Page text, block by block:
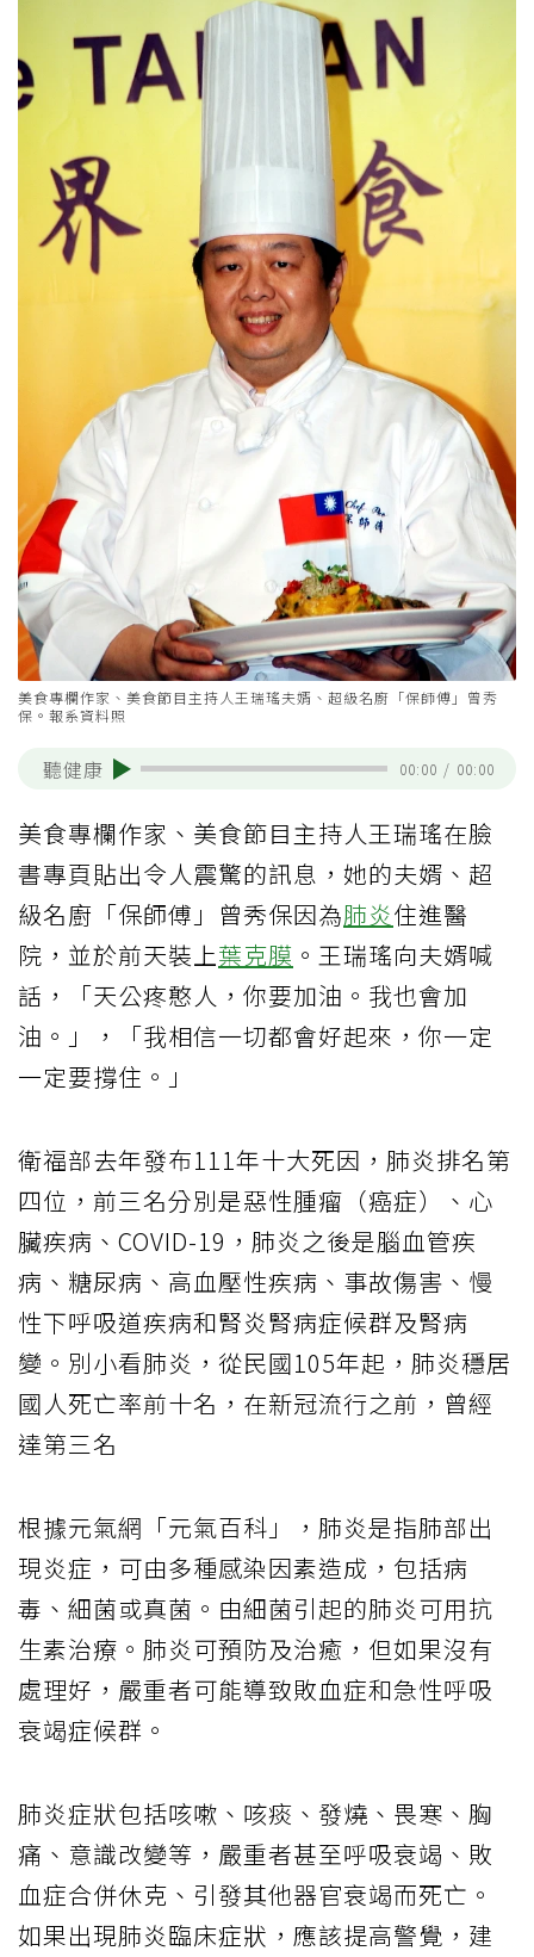
美食專欄作家、美食節目主持人王瑞瑤夫婿、超級名廚「保師傅」曾秀
保。報系資料照
聽健康 00:00 / 00:00
美食專欄作家、美食節目主持人王瑞瑤在臉
書專頁貼出令人震驚的訊息，她的夫婿、超
級名廚「保師傅」曾秀保因為肺炎住進醫
院，並於前天裝上葉克膜 。王瑞瑤向夫婿喊
話，「天公疼憨人，你要加油。我也會加
油。」，「我相信一切都會好起來，你一定
一定要撐住。」
衛福部去年發布111年十大死因，肺炎排名第
四位，前三名分別是惡性腫瘤（癌症）、心
臟疾病、COVID-19，肺炎之後是腦血管疾
病、糖尿病、高血壓性疾病、事故傷害、慢
性下呼吸道疾病和腎炎腎病症候群及腎病
變。別小看肺炎，從民國105年起，肺炎穩居
國人死亡率前十名，在新冠流行之前，曾經
達第三名
根據元氣網「元氣百科」，肺炎是指肺部出
現炎症，可由多種感染因素造成，包括病
毒、細菌或真菌。由細菌引起的肺炎可用抗
生素治療。肺炎可預防及治癒，但如果沒有
處理好，嚴重者可能導致敗血症和急性呼吸
衰竭症候群。
肺炎症狀包括咳嗽、咳痰、發燒、畏寒、胸
痛、意識改變等，嚴重者甚至呼吸衰竭、敗
血症合併休克、引發其他器官衰竭而死亡。
如果出現肺炎臨床症狀，應該提高警覺，建